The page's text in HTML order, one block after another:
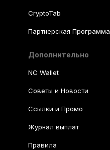
CryptoTab
Партнерская Программа
Дополнительно
NC Wallet
Советы и Новости
Ссылки и Промо
Журнал выплат
Правила